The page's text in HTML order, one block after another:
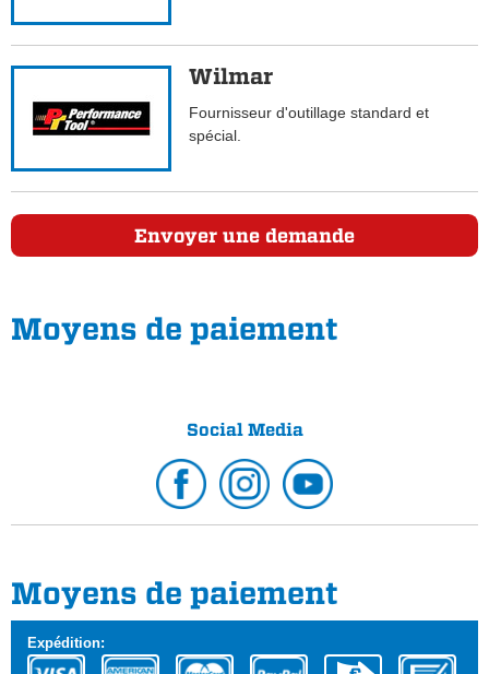
Wilmar
Fournisseur d'outillage standard et
spécial.
Envoyer une demande
Moyens de paiement
Social Media
Moyens de paiement
Expédition: